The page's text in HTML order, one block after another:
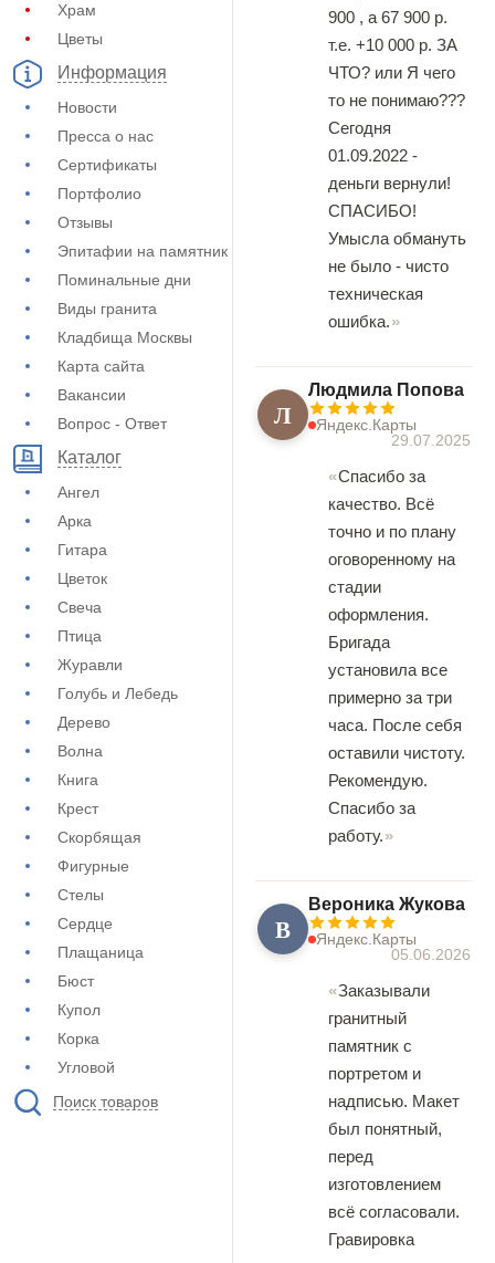
Храм
Цветы
Информация
Новости
Пресса о нас
Сертификаты
Портфолио
Отзывы
Эпитафии на памятник
Поминальные дни
Виды гранита
Кладбища Москвы
Карта сайта
Вакансии
Вопрос - Ответ
Каталог
Ангел
Арка
Гитара
Цветок
Свеча
Птица
Журавли
Голубь и Лебедь
Дерево
Волна
Книга
Крест
Скорбящая
Фигурные
Стелы
Сердце
Плащаница
Бюст
Купол
Корка
Угловой
Поиск товаров
900 , а 67 900 р.
т.е. +10 000 р. ЗА
ЧТО? или Я чего
то не понимаю???
Сегодня
01.09.2022 -
деньги вернули!
СПАСИБО!
Умысла обмануть
не было - чисто
техническая
ошибка.
Л
Людмила Попова
Яндекс.Карты
29.07.2025
Спасибо за
качество. Всё
точно и по плану
оговоренному на
стадии
оформления.
Бригада
установила все
примерно за три
часа. После себя
оставили чистоту.
Рекомендую.
Спасибо за
работу.
В
Вероника Жукова
Яндекс.Карты
05.06.2026
Заказывали
гранитный
памятник с
портретом и
надписью. Макет
был понятный,
перед
изготовлением
всё согласовали.
Гравировка